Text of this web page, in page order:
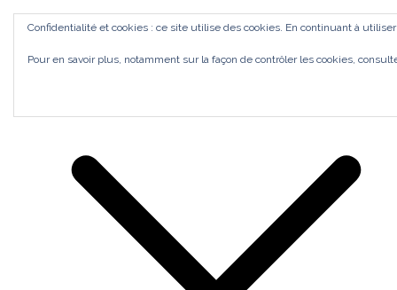
Aller
SI J'OSAIS
Bilan de Compétences Gestalt Rezé
ACCUEIL
Confidentialité et cookies : ce site utilise des cookies. En continuant à
Pour en savoir plus, notamment sur la façon de contrôler les cookies,